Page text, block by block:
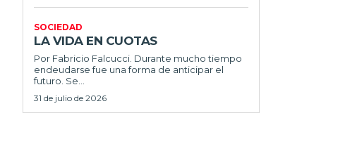
SOCIEDAD
LA VIDA EN CUOTAS
Por Fabricio Falcucci. Durante mucho tiempo
endeudarse fue una forma de anticipar el
futuro. Se...
31 de julio de 2026